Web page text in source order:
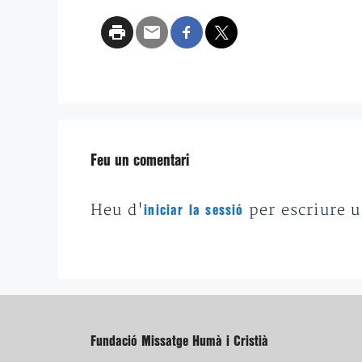
Feu un comentari
Heu d'iniciar la sessió per escriure
Fundació Missatge Humà i Cristià